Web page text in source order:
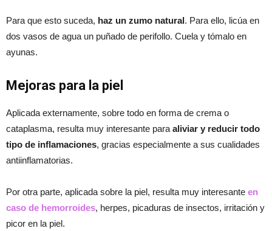
Para que esto suceda, haz un zumo natural . Para ello, licúa en
dos vasos de agua un puñado de perifollo. Cuela y tómalo en
ayunas.
Mejoras para la piel
Aplicada externamente, sobre todo en forma de crema o
cataplasma, resulta muy interesante paraaliviar y reducir todo
tipo de inflamaciones, gracias especialmente a sus cualidades
antiinflamatorias.
Por otra parte, aplicada sobre la piel, resulta muy interesante en
caso de hemorroides, herpes, picaduras de insectos, irritación y
picor en la piel.